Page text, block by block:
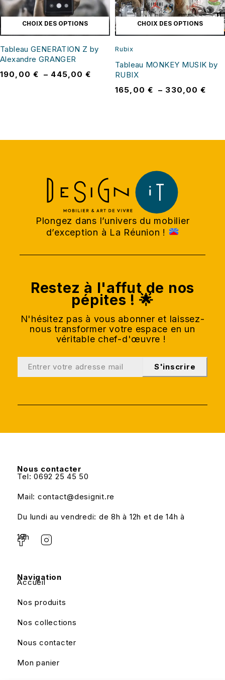
CHOIX DES OPTIONS
Tableau GENERATION Z by
Alexandre GRANGER
190,00 € – 445,00€
CHOIX DES OPTIONS
Rubix
Tableau MONKEY MUSIK by
RUBIX
165,00 € – 330,00€
Plongez dans l’univers du mobilier
d’exception à La Réunion !
Restez à l'affut de nos
pépites ! 🌟
N'hésitez pas à vous abonner et laissez-
nous transformer votre espace en un
véritable chef-d'œuvre !
S'inscrire
Nous contacter
Tel: 0692 25 45 50
Mail: contact@designit.re
Du lundi au vendredi: de 8h à 12h et de 14h à
18h
Navigation
Accueil
Nos produits
Nos collections
Nous contacter
Mon panier